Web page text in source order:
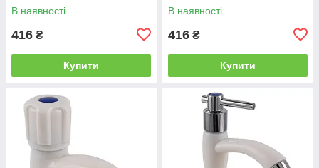
В наявності
416 ₴
Купити
В наявності
416 ₴
Купити